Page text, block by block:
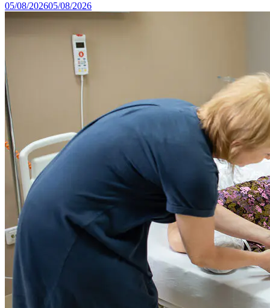
05/08/202605/08/2026